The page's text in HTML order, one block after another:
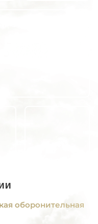
оборонительная